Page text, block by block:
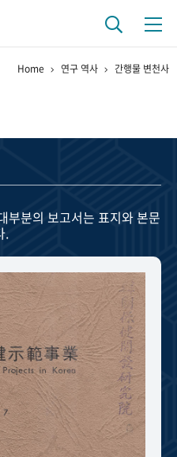
역사
연구자들
행정박물 영상 기록물
50+1주년 광장
Home 연구 역사 간행물 변천사
부분의 보고서는 표지와 본문
.